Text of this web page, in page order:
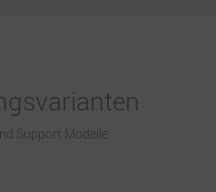
Support Modelle